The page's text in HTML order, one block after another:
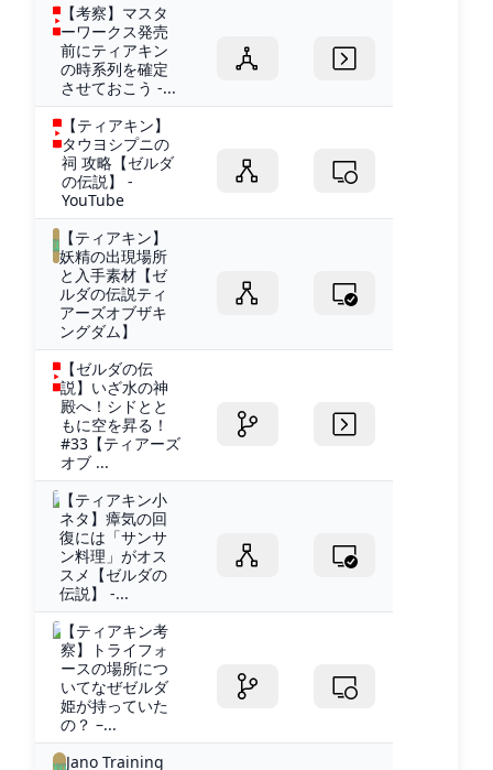
【考察】マスタ
ーワークス発売
前にティアキン
の時系列を確定
させておこう -...
【ティアキン】
タウヨシプニの
祠 攻略【ゼルダ
の伝説】 -
YouTube
【ティアキン】
妖精の出現場所
と入手素材【ゼ
ルダの伝説ティ
アーズオブザキ
ングダム】
【ゼルダの伝
説】いざ水の神
殿へ！シドとと
もに空を昇る！
#33【ティアーズ
オブ ...
【ティアキン小
ネタ】瘴気の回
復には「サンサ
ン料理」がオス
スメ【ゼルダの
伝説】 -...
【ティアキン考
察】トライフォ
ースの場所につ
いてなぜゼルダ
姫が持っていた
の？ –...
Jano Training